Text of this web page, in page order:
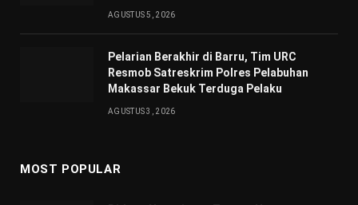
AGUSTUS 5, 2026
Pelarian Berakhir di Barru, Tim URC
Resmob Satreskrim Polres Pelabuhan
Makassar Bekuk Terduga Pelaku
AGUSTUS 3, 2026
MOST POPULAR